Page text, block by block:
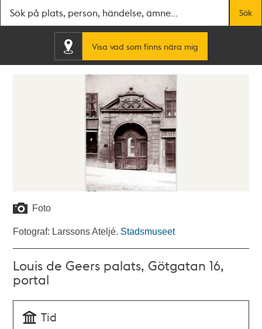
Sök
Visa vad som finns nära mig
Foto
Fotograf: Larssons Ateljé. Stadsmuseet
Louis de Geers palats, Götgatan 16,
portal
Tid